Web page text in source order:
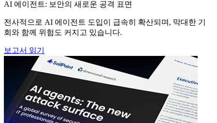
AI 에이전트: 보안의 새로운 공격 표면
전사적으로 AI 에이전트 도입이 급속히 확산되며, 막대한 기
회와 함께 위험도 커지고 있습니다.
보고서 읽기